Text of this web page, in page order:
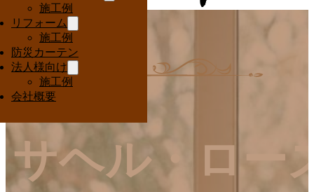
施工例
リフォーム
施工例
防災カーテン
法人様向け
施工例
会社概要
Interior Ota
サヘル・ロー